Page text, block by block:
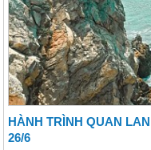
hòn đảo địa đầu của tổ quốc.
HÀNH TRÌNH QUAN
26/6